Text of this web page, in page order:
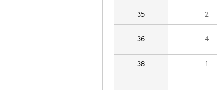
35 2
36 4
38 1